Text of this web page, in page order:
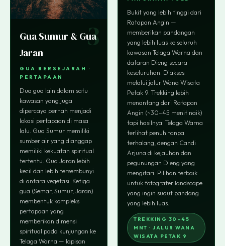
3
Gua Sumur & Gua
Jaran
GUA BERSEJARAH ·
PERTAPAAN
Dua gua lain dalam satu
kawasan yang juga
dipercaya pernah menjadi
lokasi pertapaan di masa
lalu. Gua Sumur memiliki
sumber air yang dianggap
memiliki kekuatan spiritual
tertentu. Gua Jaran lebih
kecil dan lebih tersembunyi
di antara vegetasi. Ketiga
gua (Semar, Sumur, Jaran)
membentuk kompleks
pertapaan yang
memberikan dimensi
spiritual pada kunjungan ke
Telaga Warna — lapisan
Bukit yang lebih tinggi dari
Ratapan Angin —
memberikan pandangan
yang lebih luas ke seluruh
kawasan Telaga Warna dan
dataran Dieng secara
keseluruhan. Diakses
melalui jalur Wana Wisata
Petak 9. Trekking lebih
menantang dari Ratapan
Angin (~30–45 menit naik)
tapi hasilnya: Telaga Warna
terlihat penuh tanpa
terhalang, dengan Candi
Arjuna di kejauhan dan
pegunungan Dieng yang
mengitari. Pilihan terbaik
untuk fotografer landscape
yang ingin sudut pandang
yang lebih luas.
TREKKING 30–45
MNT · JALUR WANA
WISATA PETAK 9